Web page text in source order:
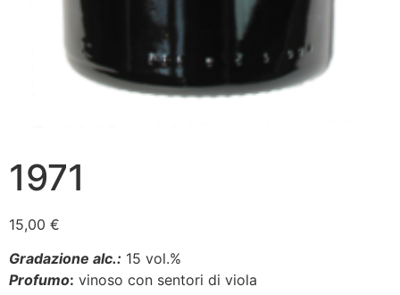
1971
15,00 €
Gradazione alc.: 15 vol.%
Profumo: vinoso con sentori di viola